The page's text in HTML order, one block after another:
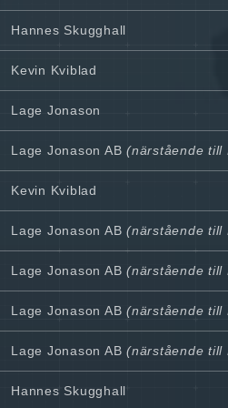
Hannes Skugghall
Kevin Kviblad
Lage Jonason
Lage Jonason AB (närstående till
Kevin Kviblad
Lage Jonason AB (närstående till
Lage Jonason AB (närstående till
Lage Jonason AB (närstående till
Lage Jonason AB (närstående till
Hannes Skugghall